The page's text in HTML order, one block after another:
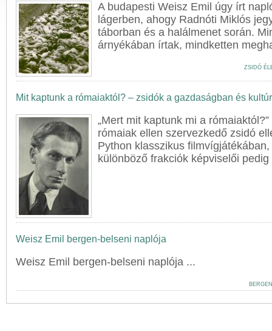
A budapesti Weisz Emil úgy írt
lágerben, ahogy Radnóti Miklós
táborban és a halálmenet során.
árnyékában írtak, mindketten
ZSIDÓ
Mit kaptunk a rómaiaktól? – zsidók a gazdaságban és
„Mert mit kaptunk mi a
rómaiak ellen szervezkedő zsidó
Python klasszikus
különböző frakciók képviselői
Weisz Emil bergen-belseni naplója
Weisz Emil bergen-belseni naplója ...